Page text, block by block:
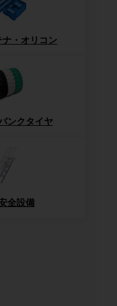
ナ・オリコン
ンクタイヤ
全設備